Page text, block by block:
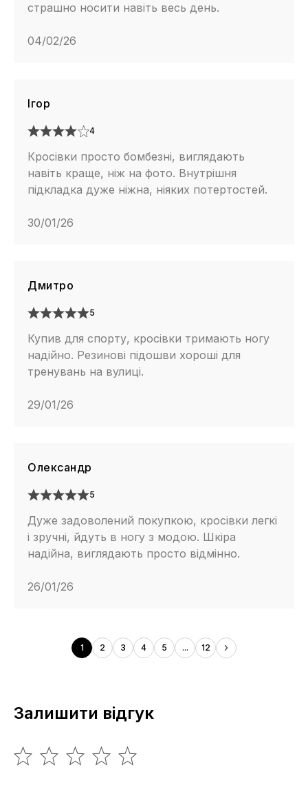
страшно носити навіть весь день.
04/02/26
Ігор
4
Кросівки просто бомбезні, виглядають
навіть краще, ніж на фото. Внутрішня
підкладка дуже ніжна, ніяких потертостей.
30/01/26
Дмитро
5
Купив для спорту, кросівки тримають ногу
надійно. Резинові підошви хороші для
тренувань на вулиці.
29/01/26
Олександр
5
Дуже задоволений покупкою, кросівки легкі
і зручні, йдуть в ногу з модою. Шкіра
надійна, виглядають просто відмінно.
26/01/26
1 2 3 4 5 ... 12
Залишити відгук